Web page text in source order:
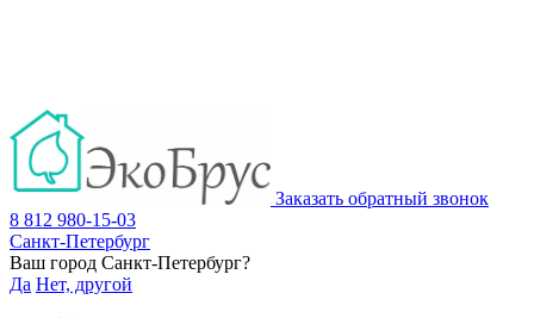
Заказать обратный звонок
8 812 980-15-03
Санкт-Петербург
Ваш город Санкт-Петербург?
Да Нет, другой